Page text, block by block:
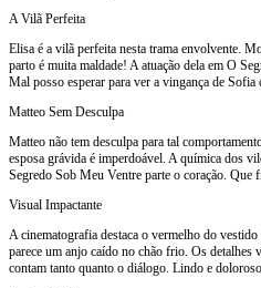
A Vilã Perfeita
Elisa é a vilã perfeita nesta trama envolvente.
parto é muita maldade! A atuação dela em O
Mal posso esperar para ver a vingança de Sofia
Matteo Sem Desculpa
Matteo não tem desculpa para tal
esposa grávida é imperdoável. A química dos
Segredo Sob Meu Ventre parte o coração. Que
Visual Impactante
A cinematografia destaca o vermelho do
parece um anjo caído no chão frio. Os detalhes
contam tanto quanto o diálogo. Lindo e